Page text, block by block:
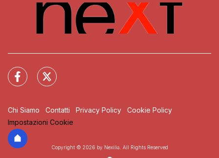
Chi Siamo Contatti Privacy Policy
Cookie Policy
Impostazioni Cookie
Copyright © 2026 by Nexilia. All Rights Reserved